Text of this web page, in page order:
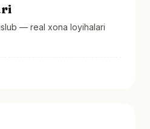
— real xona loyihalari